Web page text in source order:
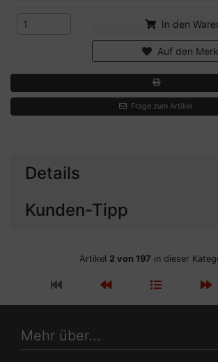
In den
Auf den
Frage zum Artikel
Details
Kunden-Tipp
Artikel 2 von 197 in dieser
Mehr über...